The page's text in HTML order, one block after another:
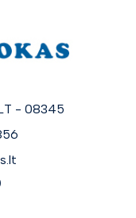
- 08345